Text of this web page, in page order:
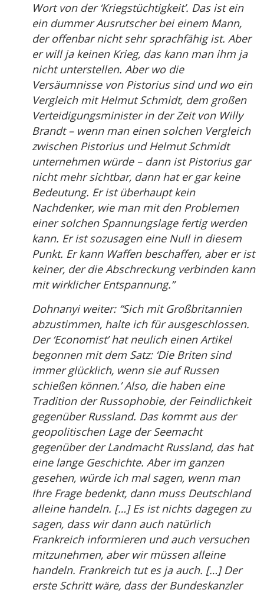
Wort von der ‘Kriegstüchtigkeit’. Das ist ein
ein dummer Ausrutscher bei einem Mann,
der offenbar nicht sehr sprachfähig ist. Aber
er will ja keinen Krieg, das kann man ihm ja
nicht unterstellen. Aber wo die
Versäumnisse von Pistorius sind und wo ein
Vergleich mit Helmut Schmidt, dem großen
Verteidigungsminister in der Zeit von Willy
Brandt – wenn man einen solchen Vergleich
zwischen Pistorius und Helmut Schmidt
unternehmen würde – dann ist Pistorius gar
nicht mehr sichtbar, dann hat er gar keine
Bedeutung. Er ist überhaupt kein
Nachdenker, wie man mit den Problemen
einer solchen Spannungslage fertig werden
kann. Er ist sozusagen eine Null in diesem
Punkt. Er kann Waffen beschaffen, aber er ist
keiner, der die Abschreckung verbinden kann
mit wirklicher Entspannung.”
Dohnanyi weiter: “Sich mit Großbritannien
abzustimmen, halte ich für ausgeschlossen.
Der ‘Economist’ hat neulich einen Artikel
begonnen mit dem Satz: ‘Die Briten sind
immer glücklich, wenn sie auf Russen
schießen können.’ Also, die haben eine
Tradition der Russophobie, der Feindlichkeit
gegenüber Russland. Das kommt aus der
geopolitischen Lage der Seemacht
gegenüber der Landmacht Russland, das hat
eine lange Geschichte. Aber im ganzen
gesehen, würde ich mal sagen, wenn man
Ihre Frage bedenkt, dann muss Deutschland
alleine handeln. […] Es ist nichts dagegen zu
sagen, dass wir dann auch natürlich
Frankreich informieren und auch versuchen
mitzunehmen, aber wir müssen alleine
handeln. Frankreich tut es ja auch. […] Der
erste Schritt wäre, dass der Bundeskanzler